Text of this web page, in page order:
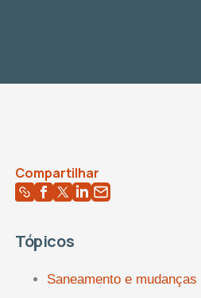
Compartilhar
Tópicos
Saneamento e